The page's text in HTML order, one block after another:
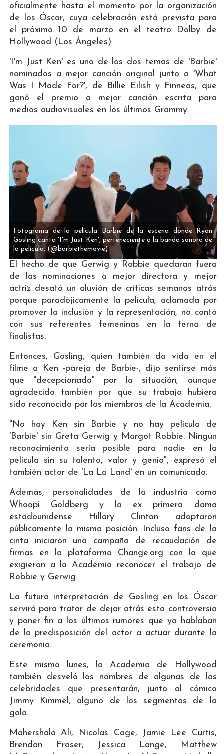
oficialmente hasta el momento por la organización
de los Óscar, cuya celebración está prevista para
el próximo 10 de marzo en el teatro Dolby de
Hollywood (Los Ángeles).
'I'm Just Ken' es uno de los dos temas de 'Barbie'
nominados a mejor canción original junto a 'What
Was I Made For?', de Billie Eilish y Finneas, que
ganó el premio a mejor canción escrita para
medios audiovisuales en los últimos Grammy.
Fotograma de la película Barbie de la escena donde Ryan
Gosling canta 'I'm Just Ken', perteneciente a la banda sonora de
la película. (@barbiethemovie)
El hecho de que Gerwig y Robbie quedaran fuera
de las nominaciones a mejor directora y mejor
actriz desató un aluvión de críticas semanas atrás
porque paradójicamente la película, aclamada por
promover la inclusión y la representación, no contó
con sus referentes femeninas en la terna de
finalistas.
Entonces, Gosling, quien también da vida en el
filme a Ken -pareja de Barbie-, dijo sentirse más
que "decepcionado" por la situación, aunque
agradecido también por que su trabajo hubiera
sido reconocido por los miembros de la Academia.
"No hay Ken sin Barbie y no hay película de
'Barbie' sin Greta Gerwig y Margot Robbie. Ningún
reconocimiento sería posible para nadie en la
película sin su talento, valor y genio", expresó el
también actor de 'La La Land' en un comunicado.
Además, personalidades de la industria como
Whoopi Goldberg y la ex primera dama
estadounidense Hillary Clinton adoptaron
públicamente la misma posición. Incluso fans de la
cinta iniciaron una campaña de recaudación de
firmas en la plataforma Change.org con la que
exigieron a la Academia reconocer el trabajo de
Robbie y Gerwig.
La futura interpretación de Gosling en los Óscar
servirá para tratar de dejar atrás esta controversia
y poner fin a los últimos rumores que ya hablaban
de la predisposición del actor a actuar durante la
ceremonia.
Este mismo lunes, la Academia de Hollywood
también desveló los nombres de algunas de las
celebridades que presentarán, junto al cómico
Jimmy Kimmel, alguno de los segmentos de la
gala.
Mahershala Ali, Nicolas Cage, Jamie Lee Curtis,
Brendan Fraser, Jessica Lange, Matthew